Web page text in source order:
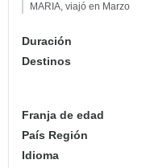
MARIA, viajó en Marzo
Duración
Destinos
Franja de edad
País Región
Idioma